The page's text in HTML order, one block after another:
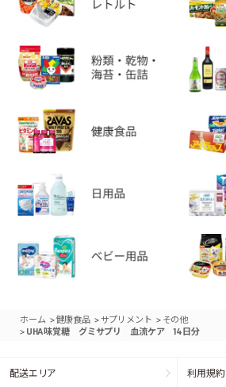
ホーム >健康食品 >サプリメント > その他
> UHA味覚糖 グミサプリ 血流ケア 14日分
配送エリア 利用規約